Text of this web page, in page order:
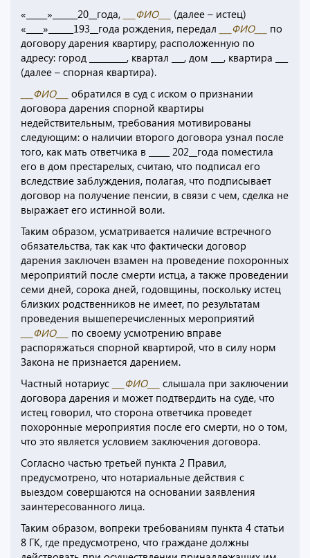
«_____»______20__года, ___ФИО___ (далее – истец)
«____»______193__года рождения, передал
___ФИО___
по
договору дарения квартиру, расположенную по
адресу: город _________, квартал ___, дом ___, квартира ___
(далее – спорная квартира).
___ФИО___ обратился в суд с иском о признании
договора дарения спорной квартиры
недействительным, требования мотивированы
следующим: о наличии второго договора узнал после
того, как мать ответчика в _____ 202__года поместила
его в дом престарелых, считаю, что подписал его
вследствие заблуждения, полагая, что подписывает
договор на получение пенсии, в связи с чем, сделка не
выражает его истинной воли.
Таким образом, усматривается наличие встречного
обязательства, так как что фактически договор
дарения заключен взамен на проведение похоронных
мероприятий после смерти истца, а также проведении
семи дней, сорока дней, годовщины, поскольку истец
близких родственников не имеет, по результатам
проведения вышеперечисленных мероприятий
___ФИО___
по своему усмотрению вправе
распоряжаться спорной квартирой, что в силу норм
Закона не признается дарением.
Частный нотариус
___ФИО___
слышала при заключении
договора дарения и может подтвердить на суде, что
истец говорил, что сторона ответчика проведет
похоронные мероприятия после его смерти, но о том,
что это является условием заключения договора.
Согласно частью третьей пункта 2 Правил,
предусмотрено, что нотариальные действия с
выездом совершаются на основании заявления
заинтересованного лица.
Таким образом, вопреки требованиям пункта 4 статьи
8 ГК, где предусмотрено, что граждане должны